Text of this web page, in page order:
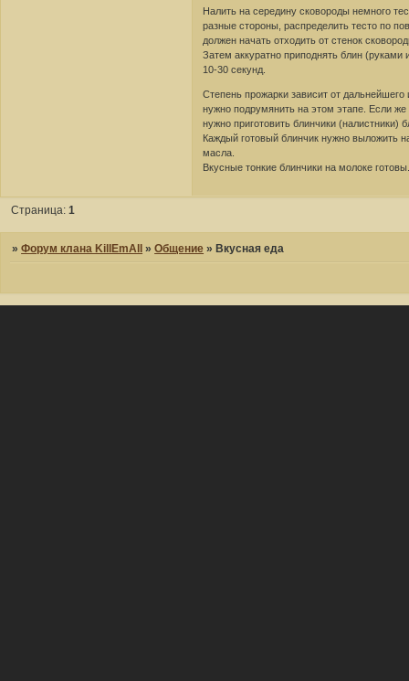
Налить на середину сковороды немного
разные стороны, распределить тесто по
должен начать отходить от стенок
Затем аккуратно приподнять блин (руками
10-30 секунд.
Степень прожарки зависит от
нужно подрумянить на этом этапе. Если
нужно приготовить блинчики
Каждый готовый блинчик нужно выложить
масла.
Вкусные тонкие блинчики на молоке
Страница:1
»Форум клана KillEmAll »Общение »Вкусная еда